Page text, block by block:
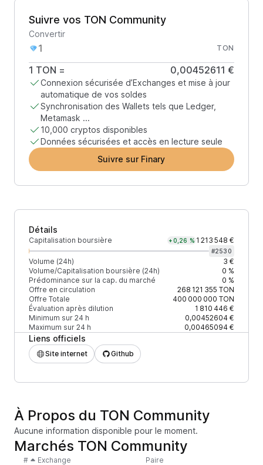
Suivre vos TON Community
Convertir
TON
1 TON = 0,00452611 €
Connexion sécurisée d’Exchanges et mise à jour
automatique de vos soldes
Synchronisation des Wallets tels que Ledger,
Metamask ...
10,000 cryptos disponibles
Données sécurisées et accès en lecture seule
Suivre sur Finary
Détails
Capitalisation boursière +0,26 % 1 213 548 €
#2530
Volume (24h)
3 €
Volume/Capitalisation boursière (24h)
0 %
Prédominance sur la cap. du marché
0 %
Offre en circulation
268 121 355 TON
Offre Totale
400 000 000 TON
Évaluation après dilution
1 810 446 €
Minimum sur 24 h
0,00452604 €
Maximum sur 24 h
0,00465094 €
Liens officiels
Site internet Github
À Propos du TON Community
Aucune information disponible pour le moment.
Marchés TON Community
# Exchange Paire